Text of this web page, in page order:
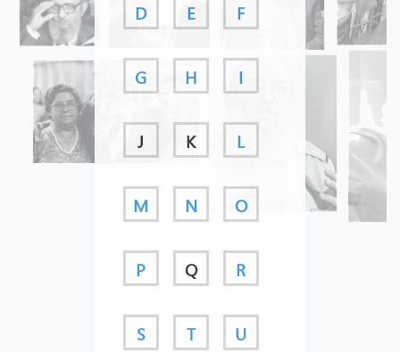
D E F
G H I
J K L
M N O
P Q R
S T U